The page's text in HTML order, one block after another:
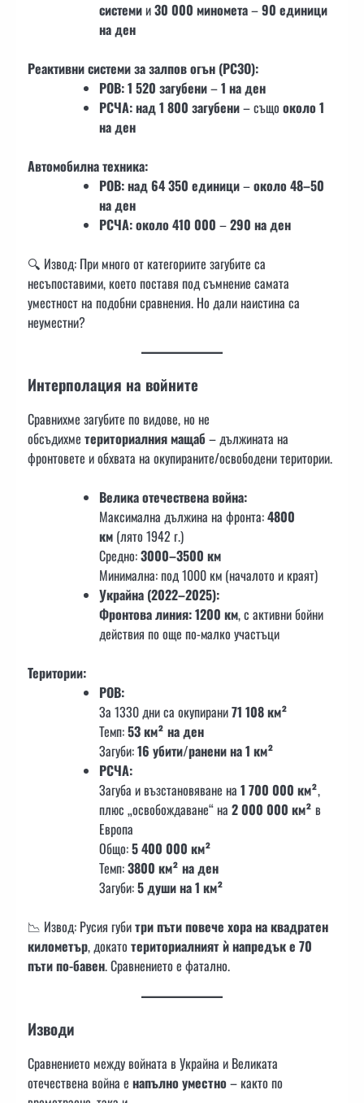
системии30 000 миномета–90 единици
на ден
Реактивни системи за залпов огън (РСЗО):
РОВ:1 520 загубени–1 на ден
РСЧА:над 1 800 загубени– също около 1
на ден
Автомобилна техника:
РОВ:над 64 350 единици–около 48–50
на ден
РСЧА:около 410 000 –290 на ден
🔍 Извод: При много от категориите загубите са
несъпоставими, което поставя под съмнение самата
уместност на подобни сравнения. Но дали наистина са
неуместни?
Интерполация на войните
Сравнихме загубите по видове, но не
обсъдихме териториалния мащаб – дължината на
фронтовете и обхвата на окупираните/освободени територии.
Велика отечествена война:
Максимална дължина на фронта:4800
км (лято 1942 г.)
Средно:3000–3500 км
Минимална: под 1000 км (началото и краят)
Украйна (2022–2025):
Фронтова линия: 1200 км, с активни бойни
действия по още по-малко участъци
Територии:
РОВ:
За 1330 дни са окупирани71 108 км²
Темп:53 км² на ден
Загуби:16 убити/ранени на 1 км²
РСЧА:
Загуба и възстановяване на 1 700 000 км²,
плюс „освобождаване“ на 2 000 000 км² в
Европа
Общо:5 400 000 км²
Темп:3800 км² на ден
Загуби:5 души на 1 км²
📉 Извод: Русия губитри пъти повече хора на квадратен
километър, докатотериториалният ѝ напредък е 70
пъти по-бавен. Сравнението е фатално.
Изводи
Сравнението между войната в Украйна и Великата
отечествена война е напълно уместно– както по